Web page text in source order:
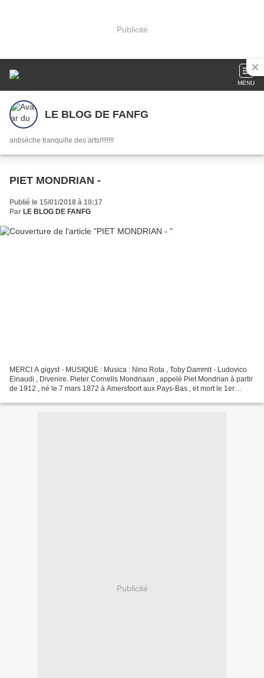
Publicité
MENU
LE BLOG DE FANFG
antisèche tranquille des arts!!!!!!!!
PIET MONDRIAN -
Publié le 15/01/2018 à 10:17
Par LE BLOG DE FANFG
MERCI A gigyst - MUSIQUE : Musica : Nino Rota , Toby Dammit - Ludovico
Einaudi , Divenire. Pieter Cornelis Mondriaan , appelé Piet Mondrian à partir
de 1912 , né le 7 mars 1872 à Amersfoort aux Pays-Bas , et mort le 1er
Publicité